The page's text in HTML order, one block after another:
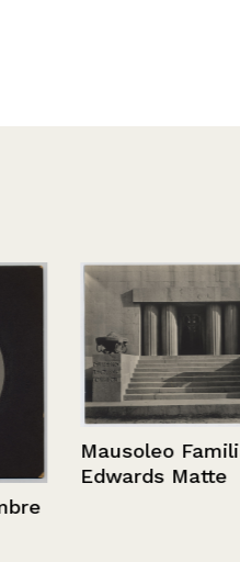
Mausoleo Familia
Edwards Matte